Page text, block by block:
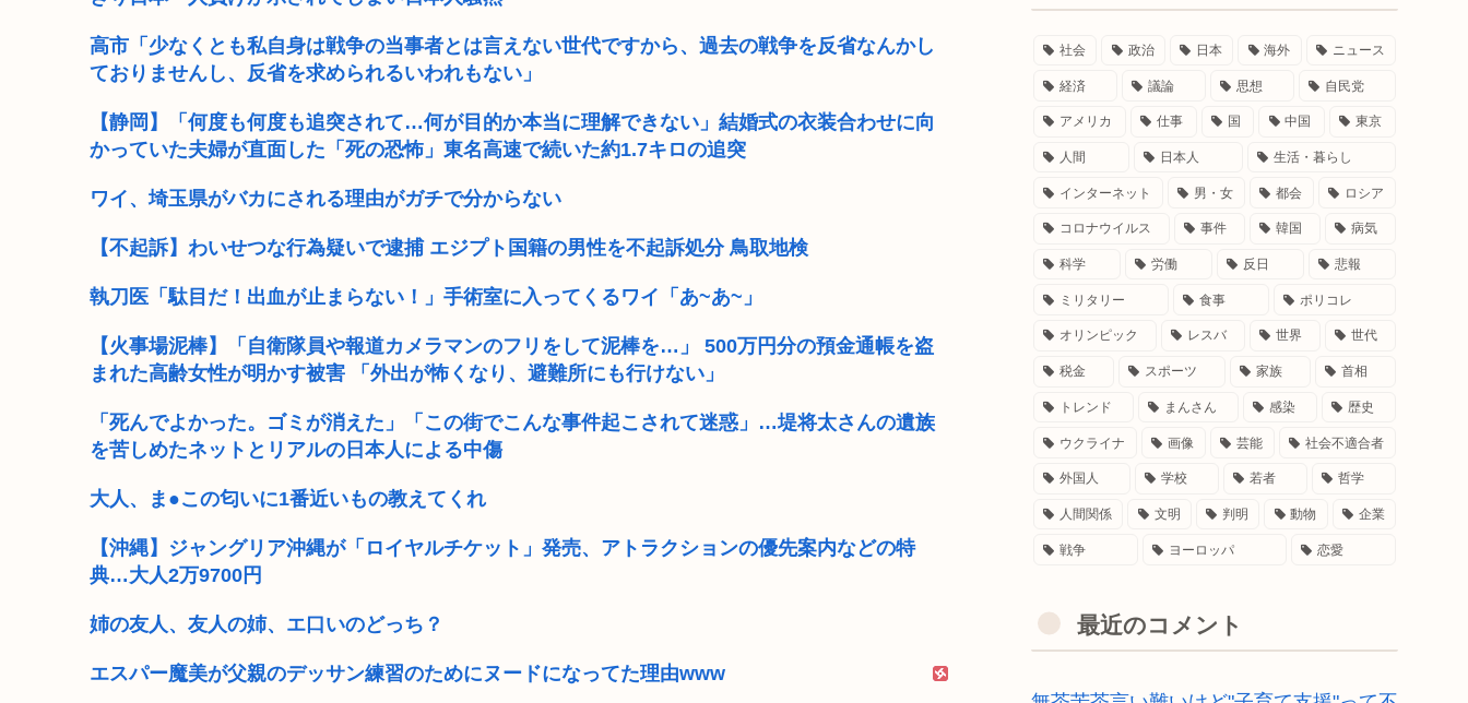
高市「少なくとも私自身は戦争の当事者とは言えない世代ですから、過去の戦争を反省なんかし
ておりませんし、反省を求められるいわれもない」
【静岡】「何度も何度も追突されて…何が目的か本当に理解できない」結婚式の衣装合わせに向
かっていた夫婦が直面した「死の恐怖」東名高速で続いた約1.7キロの追突
ワイ、埼玉県がバカにされる理由がガチで分からない
【不起訴】わいせつな行為疑いで逮捕 エジプト国籍の男性を不起訴処分 鳥取地検
執刀医「駄目だ！出血が止まらない！」手術室に入ってくるワイ「あ~あ~」
【火事場泥棒】「自衛隊員や報道カメラマンのフリをして泥棒を…」 500万円分の預金通帳を盗
まれた高齢女性が明かす被害 「外出が怖くなり、避難所にも行けない」
「死んでよかった。ゴミが消えた」「この街でこんな事件起こされて迷惑」…堤将太さんの遺族
を苦しめたネットとリアルの日本人による中傷
大人、ま●この匂いに1番近いもの教えてくれ
【沖縄】ジャングリア沖縄が「ロイヤルチケット」発売、アトラクションの優先案内などの特
典…大人2万9700円
姉の友人、友人の姉、エ口いのどっち？
エスパー魔美が父親のデッサン練習のためにヌードになってた理由www
社会 政治 日本 海外 ニュース
経済 議論 思想 自民党
アメリカ 仕事 国 中国 東京
人間 日本人 生活・暮らし
インターネット 男・女 都会 ロシア
コロナウイルス 事件 韓国 病気
科学 労働 反日 悲報
ミリタリー 食事 ポリコレ
オリンピック レスバ 世界 世代
税金 スポーツ 家族 首相
トレンド まんさん 感染 歴史
ウクライナ 画像 芸能 社会不適合者
外国人 学校 若者 哲学
人間関係 文明 判明 動物 企業
戦争 ヨーロッパ 恋愛
最近のコメント